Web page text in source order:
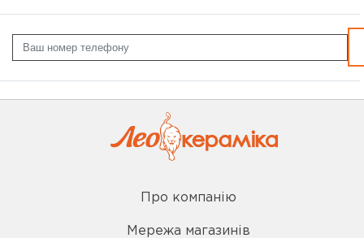
Про компанію
Мережа магазинів